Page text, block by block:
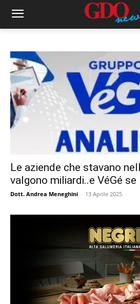
Le aziende che stavano
valgono miliardi..e VéGé
Dott. Andrea Meneghini - 13 Aprile 2025